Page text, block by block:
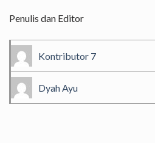
Penulis dan Editor
Kontributor 7
Dyah Ayu